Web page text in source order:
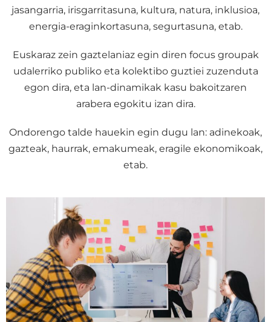
jasangarria, irisgarritasuna, kultura, natura, inklusioa,
energia-eraginkortasuna, segurtasuna, etab.
Euskaraz zein gaztelaniaz egin diren focus groupak
udalerriko publiko eta kolektibo guztiei zuzenduta
egon dira, eta lan-dinamikak kasu bakoitzaren
arabera egokitu izan dira.
Ondorengo talde hauekin egin dugu lan: adinekoak,
gazteak, haurrak, emakumeak, eragile ekonomikoak,
etab.